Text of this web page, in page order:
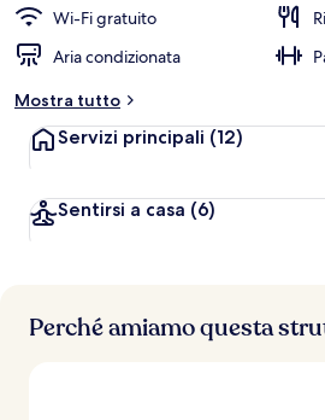
Wi-Fi gratuito
Aria condizionata
Mostra tutto
Servizi principali (12)
Sentirsi a casa (6)
Perché amiamo questa